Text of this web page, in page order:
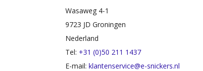
Wasaweg 4-1
9723 JD Groningen
Nederland
Tel: +31 (0)50 211 1437
E-mail: klantenservice@e-snickers.nl